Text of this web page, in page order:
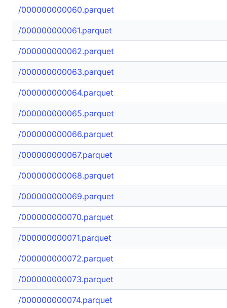
/000000000060.parquet
/000000000061.parquet
/000000000062.parquet
/000000000063.parquet
/000000000064.parquet
/000000000065.parquet
/000000000066.parquet
/000000000067.parquet
/000000000068.parquet
/000000000069.parquet
/000000000070.parquet
/000000000071.parquet
/000000000072.parquet
/000000000073.parquet
/000000000074.parquet